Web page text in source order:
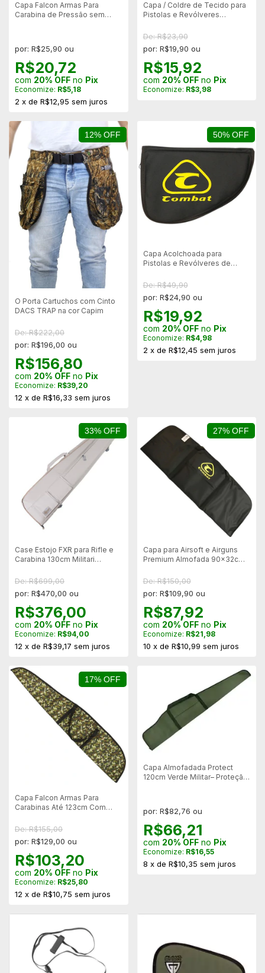
Capa Falcon Armas Para
Carabina de Pressão sem
por: R$25,90 ou
R$20,72
com 20% OFF no Pix
Economize: R$5,18
2 x de R$12,95 sem juros
Capa / Coldre de Tecido para
Pistolas e Revólveres
De: R$23,90
por: R$19,90 ou
R$15,92
com 20% OFFno Pix
Economize: R$3,98
12% OFF
O Porta Cartuchos com Cinto
DACS TRAP na cor Capim
De: R$222,00
por: R$196,00 ou
R$156,80
com 20% OFF no Pix
Economize: R$39,20
12 x de R$16,33 sem juros
50% OFF
Capa Acolchoada para
Pistolas e Revólveres de
Combat
De: R$49,90
por: R$24,90 ou
R$19,92
com 20% OFFno Pix
Economize: R$4,98
2 x de R$12,45 sem juros
33% OFF
Case Estojo FXR para Rifle e
Carabina 130cm Militari
MOSTRUARIO
De: R$699,00
por: R$470,00 ou
R$376,00
com 20% OFF no Pix
Economize: R$94,00
12 x de R$39,17 sem juros
27% OFF
Capa para Airsoft e Airguns
Premium Almofada 90x32cm -
De: R$150,00
por: R$109,90 ou
R$87,92
com 20% OFFno Pix
Economize: R$21,98
10 x de R$10,99 sem juros
17% OFF
Capa Falcon Armas Para
Carabinas Até 123cm Com
De: R$155,00
por: R$129,00 ou
R$103,20
com 20% OFF no Pix
Economize: R$25,80
12 x de R$10,75 sem juros
Capa Almofadada Protect
120cm Verde Militar– Proteção
por: R$82,76 ou
R$66,21
com 20% OFFno Pix
Economize: R$16,55
8 x de R$10,35 sem juros